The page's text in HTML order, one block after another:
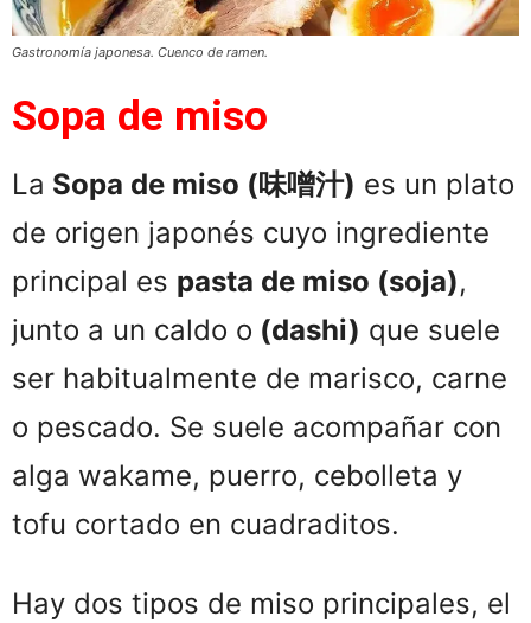
Gastronomía japonesa. Cuenco de ramen.
Sopa de miso
La Sopa de miso (味噌汁) es un plato
de origen japonés cuyo ingrediente
principal es pasta de miso (soja),
junto a un caldo o (dashi) que suele
ser habitualmente de marisco, carne
o pescado. Se suele acompañar con
alga wakame, puerro, cebolleta y
tofu cortado en cuadraditos.
Hay dos tipos de miso principales, el